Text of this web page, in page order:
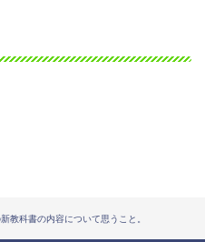
教科書の内容について思うこと。